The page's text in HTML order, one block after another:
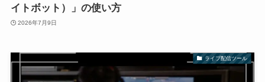
イトボット）」の使い方
2026年7月9日
ライブ配信ツール